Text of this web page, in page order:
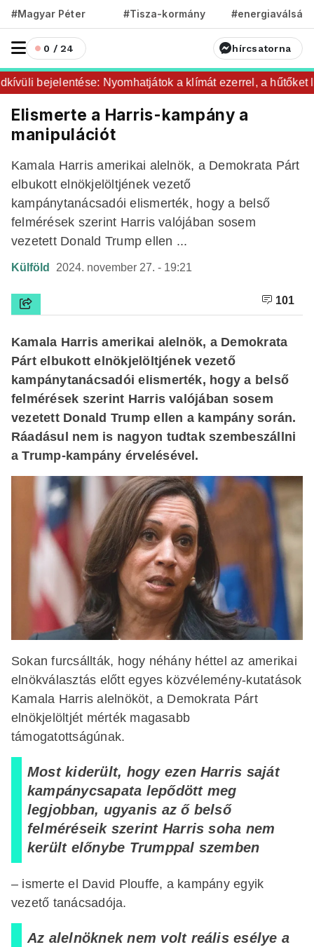
#Magyar Péter #Tisza-kormány #energiaválság
0 / 24 hírcsatorna
bejelentése: Nyomhatjátok a klímát ezerrel, a hűtőket
Elismerte a Harris-kampány a
manipulációt
Kamala Harris amerikai alelnök, a Demokrata Párt
elbukott elnökjelöltjének vezető
kampánytanácsadói elismerték, hogy a belső
felmérések szerint Harris valójában sosem
vezetett Donald Trump ellen ...
Külföld 2024. november 27. - 19:21
101
Kamala Harris amerikai alelnök, a Demokrata
Párt elbukott elnökjelöltjének vezető
kampánytanácsadói elismerték, hogy a belső
felmérések szerint Harris valójában sosem
vezetett Donald Trump ellen a kampány során.
Ráadásul nem is nagyon tudtak szembeszállni
a Trump-kampány érvelésével.
Sokan furcsállták, hogy néhány héttel az amerikai
elnökválasztás előtt egyes közvélemény-kutatások
Kamala Harris alelnököt, a Demokrata Párt
elnökjelöltjét mérték magasabb
támogatottságúnak.
Most kiderült, hogy ezen Harris saját
kampánycsapata lepődött meg
legjobban, ugyanis az ő belső
felméréseik szerint Harris soha nem
került előnybe Trumppal szemben
– ismerte el David Plouffe, a kampány egyik
vezető tanácsadója.
Az alelnöknek nem volt reális esélye a